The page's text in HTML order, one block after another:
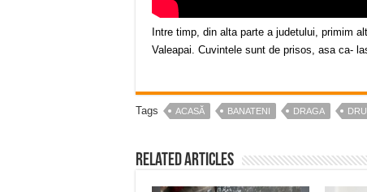
Intre timp, din alta parte a judetului, primim
Valeapai. Cuvintele sunt de prisos, asa ca-
Tags ACASĂ BANATENI DRAGA
Related Articles